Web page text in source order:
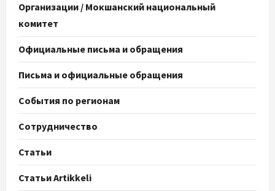
Организации / Мокшанский национальный
комитет
Официальные письма и обращения
Письма и официальные обращения
События по регионам
Сотрудничество
Статьи
Статьи Artikkeli